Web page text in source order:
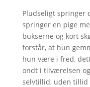
Pludseligt springer
springer en pige
bukserne og kort
forstår, at hun
hun være i fred,
ondt i tilværelsen
selvtillid, uden tillid